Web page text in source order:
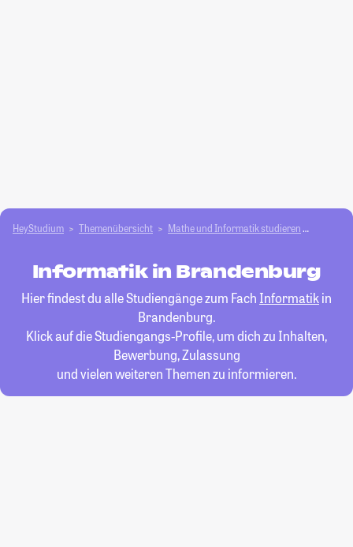
HeyStudium Themenübersicht Mathe und Informatik studieren
Informatik in Brandenburg
Hier findest du alle Studiengänge zum Fach Informatikin
Brandenburg.
Klick auf die Studiengangs-Profile, um dich zu Inhalten,
Bewerbung, Zulassung
und vielen weiteren Themen zu informieren.